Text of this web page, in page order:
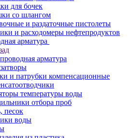
для бочек
со шлангом
и раздаточные пистолеты
и расходомеры нефтепродуктов
арматура
арматура
и патрубки компенсационные
температуры воды
отбора проб
песок
воды